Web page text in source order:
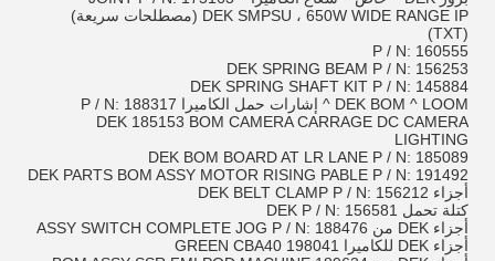
DEK SMPSU ، 650W WIDE RANGE IP (مصطلحات سريعة)
(TXT)
P / N: 160555
DEK SPRING BEAM P / N: 156253
DEK SPRING SHAFT KIT P / N: 145884
DEK BOM ^ LOOM ^ إشارات حمل الكاميرا P / N: 188317
DEK 185153 BOM CAMERA CARRAGE DC CAMERA
LIGHTING
DEK BOM BOARD AT LR LANE P / N: 185089
DEK PARTS BOM ASSY MOTOR RISING PABLE P / N: 191492
أجزاء DEK BELT CLAMP P / N: 156212
كتلة تحمل DEK P / N: 156581
أجزاء DEK من ASSY SWITCH COMPLETE JOG P / N: 188476
أجزاء DEK للكاميرا 198041 GREEN CBA40